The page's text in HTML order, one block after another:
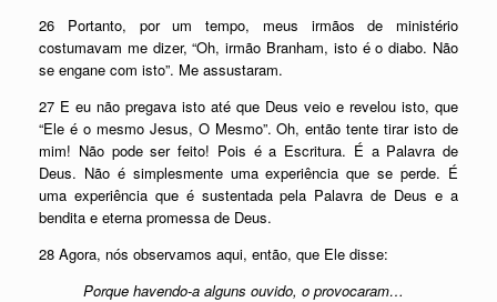
26 Portanto, por um tempo, meus irmãos de ministério
costumavam me dizer, “Oh, irmão Branham, isto é o diabo. Não
se engane com isto”. Me assustaram.
27 E eu não pregava isto até que Deus veio e revelou isto, que
“Ele é o mesmo Jesus, O Mesmo”. Oh, então tente tirar isto de
mim! Não pode ser feito! Pois é a Escritura. É a Palavra de
Deus. Não é simplesmente uma experiência que se perde. É
uma experiência que é sustentada pela Palavra de Deus e a
bendita e eterna promessa de Deus.
28 Agora, nós observamos aqui, então, que Ele disse:
Porque havendo-a alguns ouvido, o provocaram…